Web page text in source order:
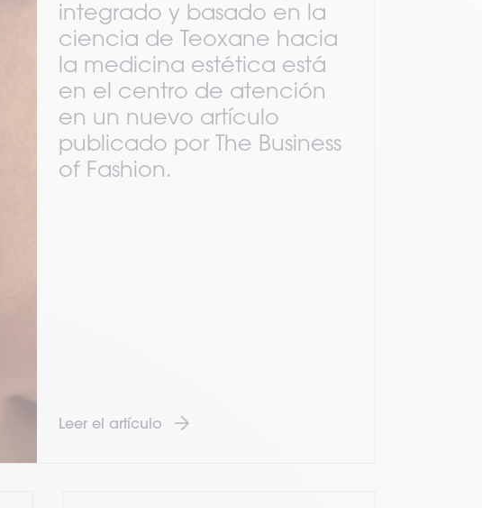
integrado y basado en la
ciencia de Teoxane hacia
la medicina estética está
en el centro de atención
en un nuevo artículo
publicado por The Business
of Fashion.
Leer el artículo